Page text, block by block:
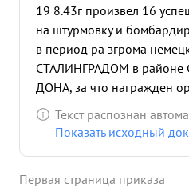
19 8.43г произвел 16
на штурмовку и
в период ра згрома
СТАЛИНГРАДОМ в
ДОНА, за что награжден
СНАМЕНИ. 19.8.43г. по 30
успешных боевых
ВОЙНЫ ПЕРВОЙ СТЕПЕНИ.
Текст распознан
Показать исходный
Первая страница приказа